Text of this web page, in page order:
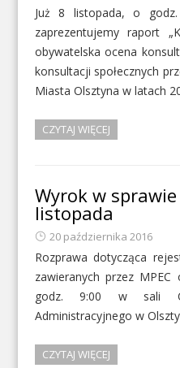
Już 8 listopada, o
zaprezentujemy raport
obywatelska ocena
konsultacji społecznych
Miasta Olsztyna w latach
CZYTAJ WIĘCEJ
Wyrok w sprawie
listopada
20 października 2016
Rozprawa dotycząca
zawieranych przez
godz. 9:00 w sali C
Administracyjnego w
CZYTAJ WIĘCEJ